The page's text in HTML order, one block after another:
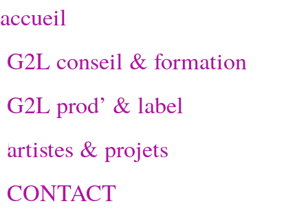
accueil
G2L conseil & formation
G2L prod’ & label
artistes & projets
CONTACT